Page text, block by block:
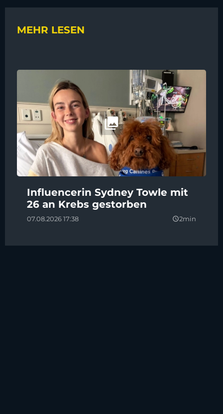
MEHR LESEN
Influencerin Sydney Towle mit
26 an Krebs gestorben
07.08.2026 17:38 query_builder2min